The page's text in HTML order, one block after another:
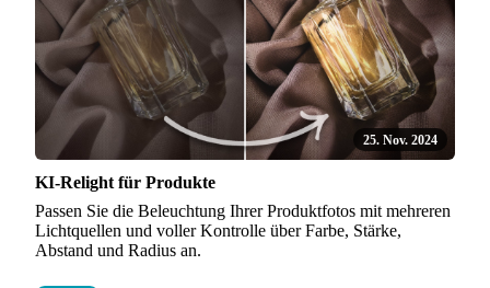
25. Nov. 2024
KI-Relight für Produkte
Passen Sie die Beleuchtung Ihrer Produktfotos mit mehreren
Lichtquellen und voller Kontrolle über Farbe, Stärke,
Abstand und Radius an.